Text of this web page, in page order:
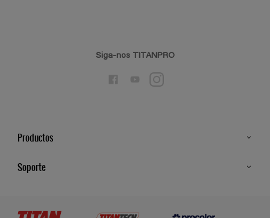
Siga-nos TITANPRO
Productos
Soporte